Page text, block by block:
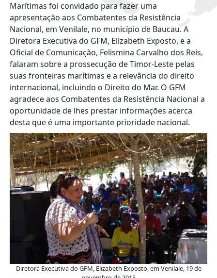
Marítimas foi convidado para fazer uma
apresentação aos Combatentes da Resistência
Nacional, em Venilale, no município de Baucau. A
Diretora Executiva do GFM, Elizabeth Exposto, e a
Oficial de Comunicação, Felismina Carvalho dos Reis,
falaram sobre a prossecução de Timor-Leste pelas
suas fronteiras marítimas e a relevância do direito
internacional, incluindo o Direito do Mar. O GFM
agradece aos Combatentes da Resistência Nacional a
oportunidade de lhes prestar informações acerca
desta que é uma importante prioridade nacional.
Diretora Executiva do GFM, Elizabeth Exposto, em Venilale, 19 de